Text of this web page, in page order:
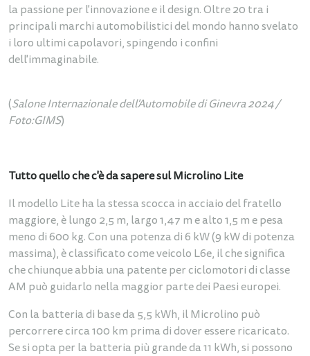
la passione per l'innovazione e il design. Oltre 20 tra i
principali marchi automobilistici del mondo hanno svelato
i loro ultimi capolavori, spingendo i confini
dell'immaginabile.
(Salone Internazionale dell'Automobile di Ginevra 2024 /
Foto:GIMS)
Tutto quello che c'è da sapere sul Microlino Lite
Il modello Lite ha la stessa scocca in acciaio del fratello
maggiore, è lungo 2,5 m, largo 1,47 m e alto 1,5 m e pesa
meno di 600 kg. Con una potenza di 6 kW (9 kW di potenza
massima), è classificato come veicolo L6e, il che significa
che chiunque abbia una patente per ciclomotori di classe
AM può guidarlo nella maggior parte dei Paesi europei.
Con la batteria di base da 5,5 kWh, il Microlino può
percorrere circa 100 km prima di dover essere ricaricato.
Se si opta per la batteria più grande da 11 kWh, si possono